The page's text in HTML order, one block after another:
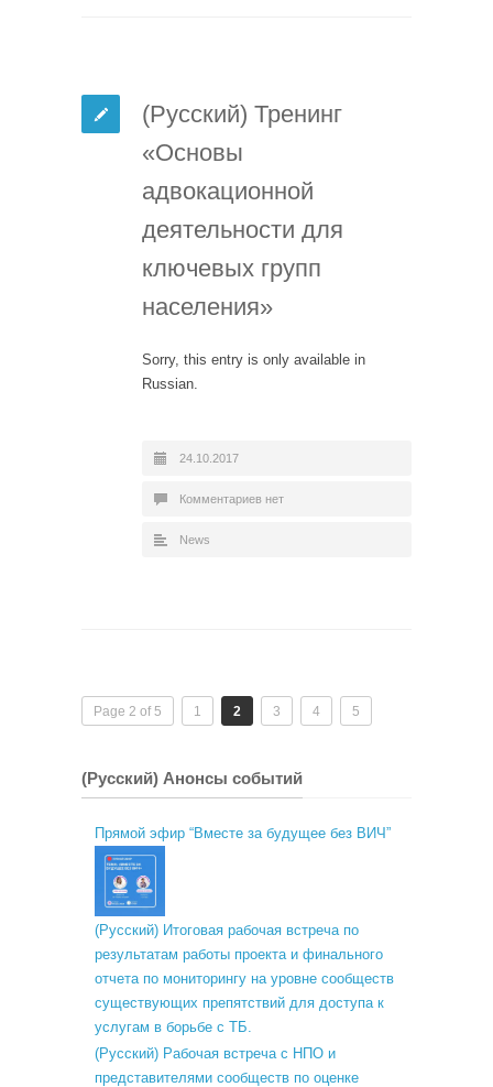
(Русский) Тренинг
«Основы
адвокационной
деятельности для
ключевых групп
населения»
Sorry, this entry is only available in
Russian.
24.10.2017
Комментариев нет
News
Page 2 of 5 1 2 3 4 5
(Русский) Анонсы событий
Прямой эфир “Вместе за будущее без ВИЧ”
(Русский) Итоговая рабочая встреча по
результатам работы проекта и финального
отчета по мониторингу на уровне сообществ
существующих препятствий для доступа к
услугам в борьбе с ТБ.
(Русский) Рабочая встреча с НПО и
представителями сообществ по оценке